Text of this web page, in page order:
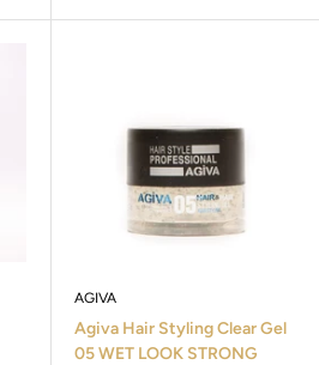
AGIVA
Agiva Hair Styling Clear Gel
05 WET LOOK STRONG